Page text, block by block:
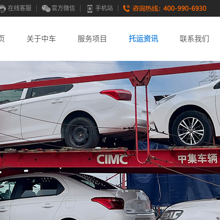
在线客服 官方微信 手机站
关于中车 服务项目 托运资讯 联系我们